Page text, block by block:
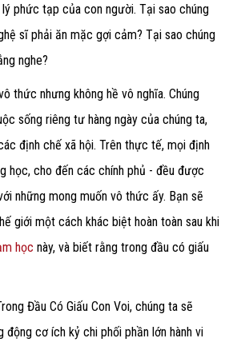
phức tạp của con người. Tại sao chúng
sĩ phải ăn mặc gợi cảm? Tại sao chúng
nghe?
thức nhưng không hề vô nghĩa. Chúng
sống riêng tư hàng ngày của chúng ta,
định chế xã hội. Trên thực tế, mọi định
học, cho đến các chính phủ - đều được
những mong muốn vô thức ấy. Bạn sẽ
giới một cách khác biệt hoàn toàn sau khi
học này, và biết rằng trong đầu có giấu
Đầu Có Giấu Con Voi, chúng ta sẽ
cơ ích kỷ chi phối phần lớn hành vi